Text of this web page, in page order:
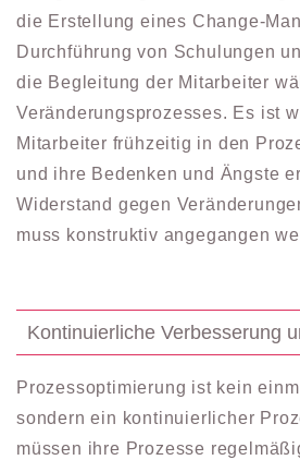
die Erstellung eines Change-
Durchführung von Schulungen
die Begleitung der Mitarbeiter
Veränderungsprozesses. Es ist
Mitarbeiter frühzeitig in den
und ihre Bedenken und Ängste
Widerstand gegen
muss konstruktiv angegangen
Kontinuierliche Verbesserung
Prozessoptimierung ist kein
sondern ein kontinuierlicher
müssen ihre Prozesse